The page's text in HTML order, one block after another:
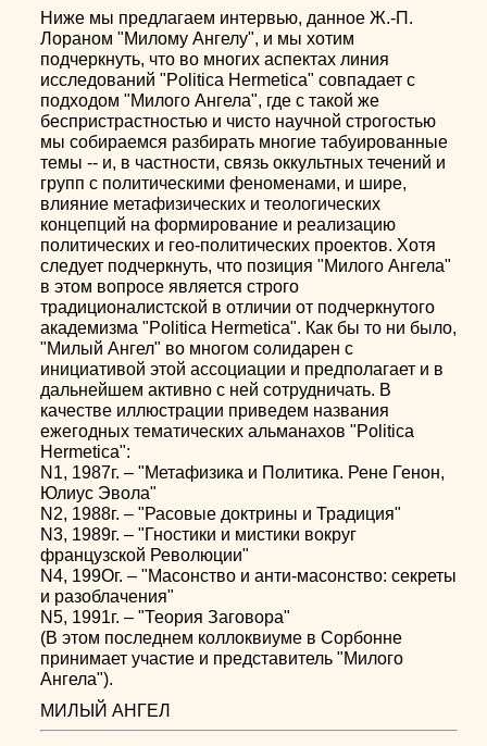
Ниже мы предлагаем интервью, данное Ж.-П.
Лораном "Милому Ангелу", и мы хотим
подчеркнуть, что во многих аспектах линия
исследований "Politica Hermetica" совпадает с
подходом "Милого Ангела", где с такой же
беспристрастностью и чисто научной строгостью
мы собираемся разбирать многие табуированные
темы -- и, в частности, связь оккультных течений и
групп с политическими феноменами, и шире,
влияние метафизических и теологических
концепций на формирование и реализацию
политических и гео-политических проектов. Хотя
следует подчеркнуть, что позиция "Милого Ангела"
в этом вопросе является строго
традиционалистской в отличии от подчеркнутого
академизма "Politica Hermetica". Как бы то ни было,
"Милый Ангел" во многом солидарен с
инициативой этой ассоциации и предполагает и в
дальнейшем активно с ней сотрудничать. В
качестве иллюстрации приведем названия
ежегодных тематических альманахов "Politica
Hermetica":
N1, 1987г. – "Метафизика и Политика. Рене Генон,
Юлиус Эвола"
N2, 1988г. – "Расовые доктрины и Традиция"
N3, 1989г. – "Гностики и мистики вокруг
французской Революции"
N4, 199Ог. – "Масонство и анти-масонство: секреты
и разоблачения"
N5, 1991г. – "Теория Заговора"
(В этом последнем коллоквиуме в Сорбонне
принимает участие и представитель "Милого
Ангела").
МИЛЫЙ АНГЕЛ